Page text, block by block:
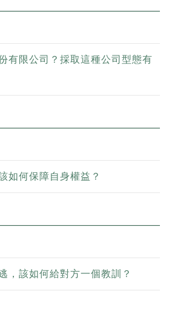
有限公司？採取這種公司型態有
如何保障自身權益？
，該如何給對方一個教訓？